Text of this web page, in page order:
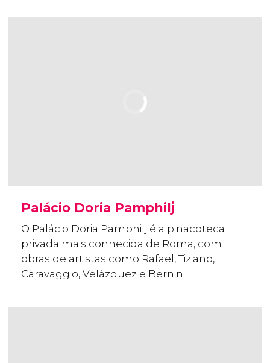
Palácio Doria Pamphilj
O Palácio Doria Pamphilj é a pinacoteca
privada mais conhecida de Roma, com
obras de artistas como Rafael, Tiziano,
Caravaggio, Velázquez e Bernini.